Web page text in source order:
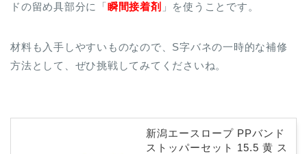
ドの留め具部分に「瞬間接着剤 」を使うことです。
材料も入手しやすいものなので、S字バネの一時的な補修
方法として、ぜひ挑戦してみてくださいね。
新潟エースロープ PPバンド
ストッパーセット 15.5 黄 ス